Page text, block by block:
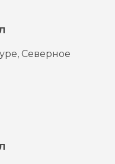
Северное